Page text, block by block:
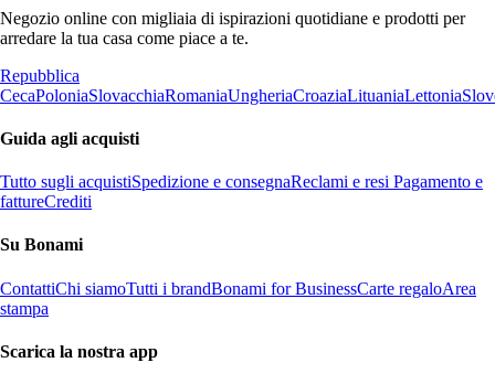
Negozio online con migliaia di ispirazioni quotidiane e prodotti per
arredare la tua casa come piace a te.
Repubblica
CecaPoloniaSlovacchiaRomaniaUngheriaCroaziaLituaniaLettonia
Guida agli acquisti
Tutto sugli acquistiSpedizione e consegnaReclami e resi Pagamento e
fattureCrediti
Su Bonami
ContattiChi siamoTutti i brandBonami for BusinessCarte regaloArea
stampa
Scarica la nostra app